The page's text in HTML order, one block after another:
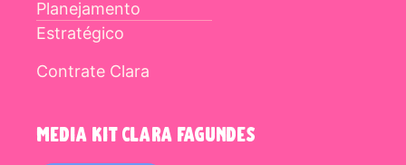
Planejamento
Estratégico
Contrate Clara
media kit clara fagundes